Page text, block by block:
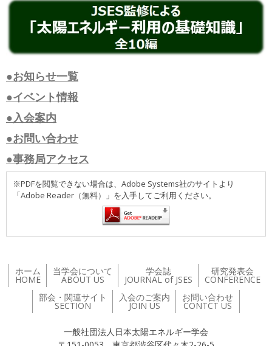
●お知らせ一覧
●イベント情報
●入会案内
●お問い合わせ
●事務局アクセス
※PDFを閲覧できない場合は、Adobe Systems社のサイトより
「Adobe Reader（無料）」を入手してご利用ください。
ホーム
HOME
当学会について
ABOUT US
学会誌
JOURNAL of JSES
研究発表会
CONFERENCE
部会・関連サイト
SECTION
入会のご案内
JOIN US
お問い合わせ
CONTCT US
一般社団法人日本太陽エネルギー学会